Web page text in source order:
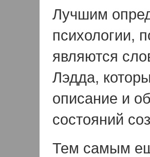
Лучшим
психологии,
являются
Лэдда,
описание и
состояний
Тем самым